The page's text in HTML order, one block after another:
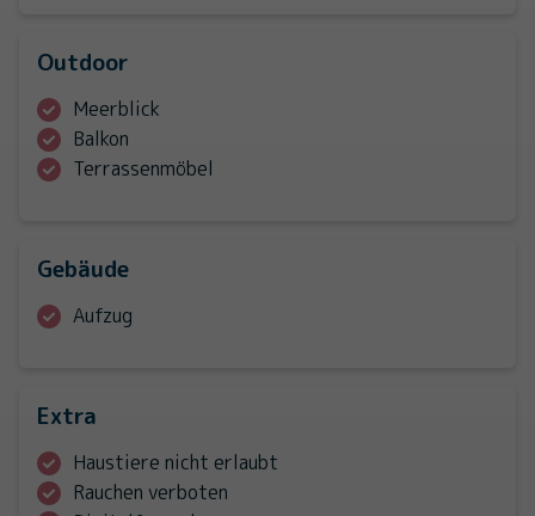
Outdoor
Meerblick
Balkon
Terrassenmöbel
Gebäude
Aufzug
Extra
Haustiere nicht erlaubt
Rauchen verboten